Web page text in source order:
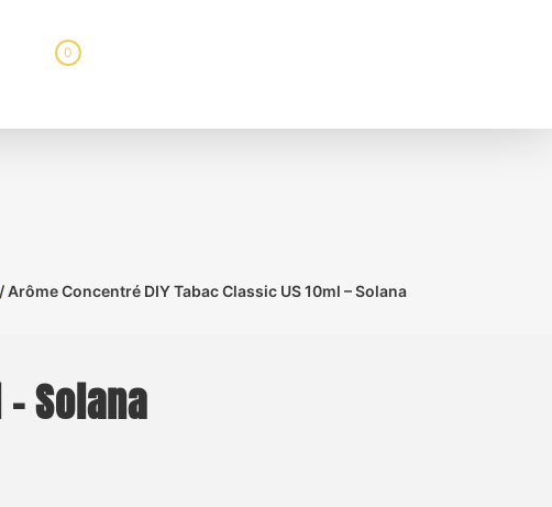
0
/ Arôme Concentré DIY Tabac Classic US 10ml – Solana
Solana